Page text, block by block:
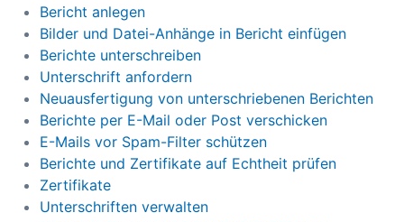
Bericht anlegen
Bilder und Datei-Anhänge in Bericht einfügen
Berichte unterschreiben
Unterschrift anfordern
Neuausfertigung von unterschriebenen Berichten
Berichte per E-Mail oder Post verschicken
E-Mails vor Spam-Filter schützen
Berichte und Zertifikate auf Echtheit prüfen
Zertifikate
Unterschriften verwalten